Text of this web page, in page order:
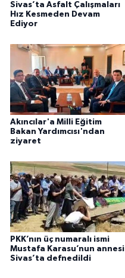
Sivas’ta Asfalt Çalışmaları
Hız Kesmeden Devam
Ediyor
Akıncılar'a Milli Eğitim
Bakan Yardımcısı'ndan
ziyaret
PKK’nın üç numaralı ismi
Mustafa Karasu’nun annesi
Sivas’ta defnedildi